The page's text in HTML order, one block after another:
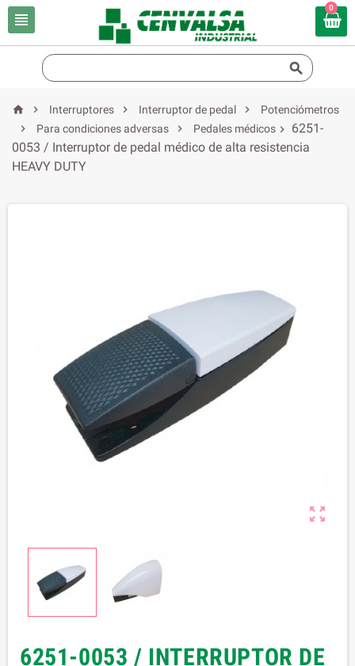

0

  Interruptores  Interruptor de pedal 
Potenciómetros

Para condiciones adversas  Pedales médicos 
6251-
0053 / Interruptor de pedal médico de alta resistencia
HEAVY DUTY

6251-0053 / INTERRUPTOR DE